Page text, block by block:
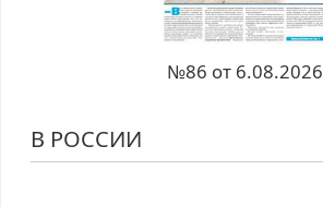
№86 от 6.08.2026
В РОССИИ